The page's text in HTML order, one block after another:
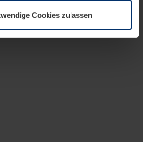
unserer Website ändern oder
Cookies zulassen